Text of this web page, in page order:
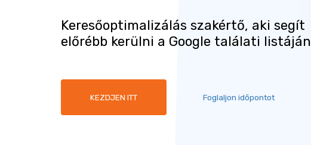
Keresőoptimalizálás szakértő, aki segít
előrébb kerülni a Google találati listáján
KEZDJEN ITT Foglaljon időpontot